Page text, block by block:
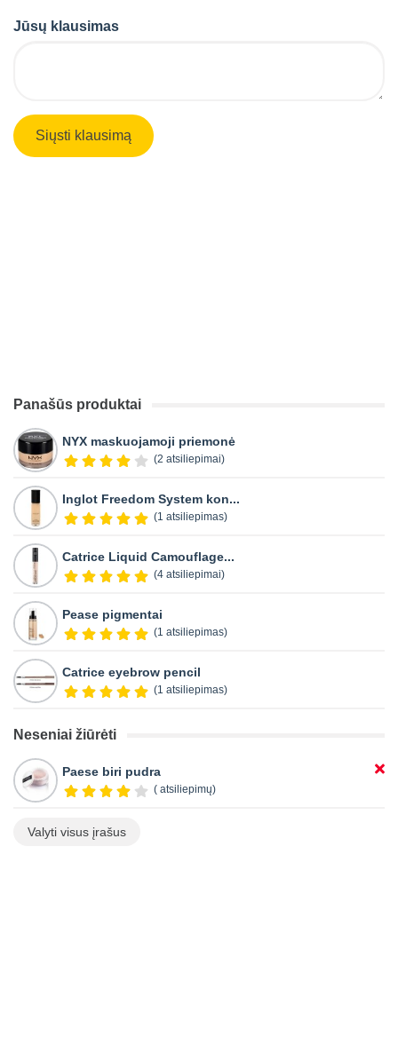
Jūsų klausimas
Panašūs produktai
NYX maskuojamoji priemonė
(2 atsiliepimai)
Inglot Freedom System kon...
(1 atsiliepimas)
Catrice Liquid Camouflage...
(4 atsiliepimai)
Pease pigmentai
(1 atsiliepimas)
Catrice eyebrow pencil
(1 atsiliepimas)
Neseniai žiūrėti
Paese biri pudra
( atsiliepimų)
Valyti visus įrašus